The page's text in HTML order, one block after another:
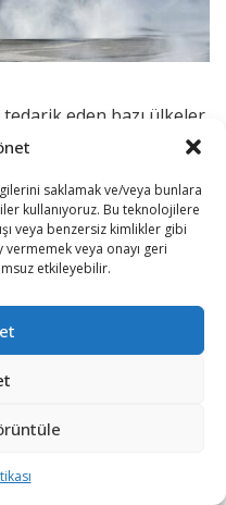
saklamak ve/veya bunlara
kullanıyoruz. Bu teknolojilere
veya benzersiz kimlikler gibi
veya onayı geri
etkileyebilir.
eden bazı ülkeler,
etmiştir. İsrail için F-
neden
NATO üyesi
atmaya çalıştı.
önce 2013 yılında
NATO ülkelerinden
NATO standardı diğer